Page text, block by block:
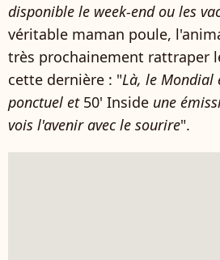
disponible le week-end ou les
véritable maman poule,
très prochainement rattraper
cette dernière : "Là, le Mondial
ponctuel et 50' Inside une
vois l'avenir avec le sourire".